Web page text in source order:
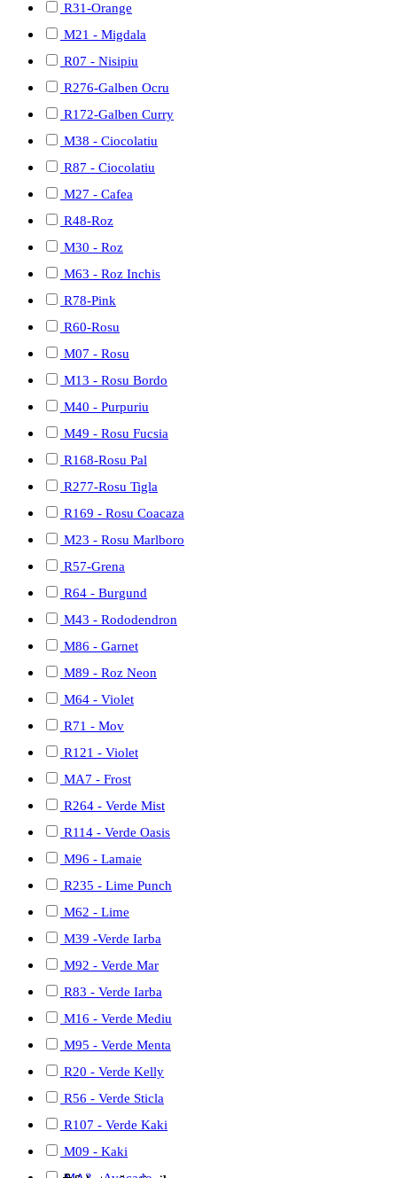
R31-Orange
M21 - Migdala
R07 - Nisipiu
R276-Galben Ocru
R172-Galben Curry
M38 - Ciocolatiu
R87 - Ciocolatiu
M27 - Cafea
R48-Roz
M30 - Roz
M63 - Roz Inchis
R78-Pink
R60-Rosu
M07 - Rosu
M13 - Rosu Bordo
M40 - Purpuriu
M49 - Rosu Fucsia
R168-Rosu Pal
R277-Rosu Tigla
R169 - Rosu Coacaza
M23 - Rosu Marlboro
R57-Grena
R64 - Burgund
M43 - Rododendron
M86 - Garnet
M89 - Roz Neon
M64 - Violet
R71 - Mov
R121 - Violet
MA7 - Frost
R264 - Verde Mist
R114 - Verde Oasis
M96 - Lamaie
R235 - Lime Punch
M62 - Lime
M39 -Verde Iarba
M92 - Verde Mar
R83 - Verde Iarba
M16 - Verde Mediu
M95 - Verde Menta
R20 - Verde Kelly
R56 - Verde Sticla
R107 - Verde Kaki
M09 - Kaki